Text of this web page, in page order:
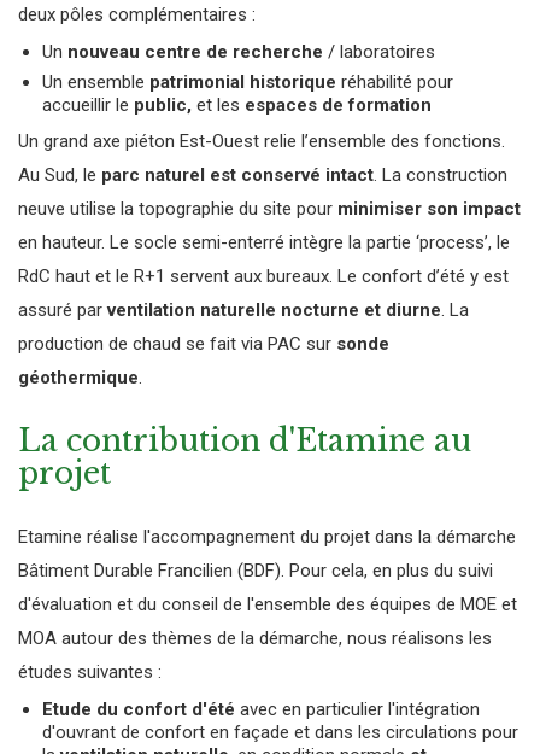
deux pôles complémentaires :
Un nouveau centre de recherche / laboratoires
Un ensemble patrimonial historique réhabilité pour
accueillir le public, et les espaces de formation
Un grand axe piéton Est-Ouest relie l’ensemble des fonctions.
Au Sud, le parc naturel est conservé intact. La construction
neuve utilise la topographie du site pour minimiser son impact
en hauteur. Le socle semi-enterré intègre la partie ‘process’, le
RdC haut et le R+1 servent aux bureaux. Le confort d’été y est
assuré parventilation naturelle nocturne et diurne. La
production de chaud se fait via PAC sur sonde
géothermique.
La contribution d'Etamine au
projet
Etamine réalise l'accompagnement du projet dans la démarche
Bâtiment Durable Francilien (BDF). Pour cela, en plus du suivi
d'évaluation et du conseil de l'ensemble des équipes de MOE et
MOA autour des thèmes de la démarche, nous réalisons les
études suivantes :
Etude du confort d'été avec en particulier l'intégration
d'ouvrant de confort en façade et dans les circulations pour